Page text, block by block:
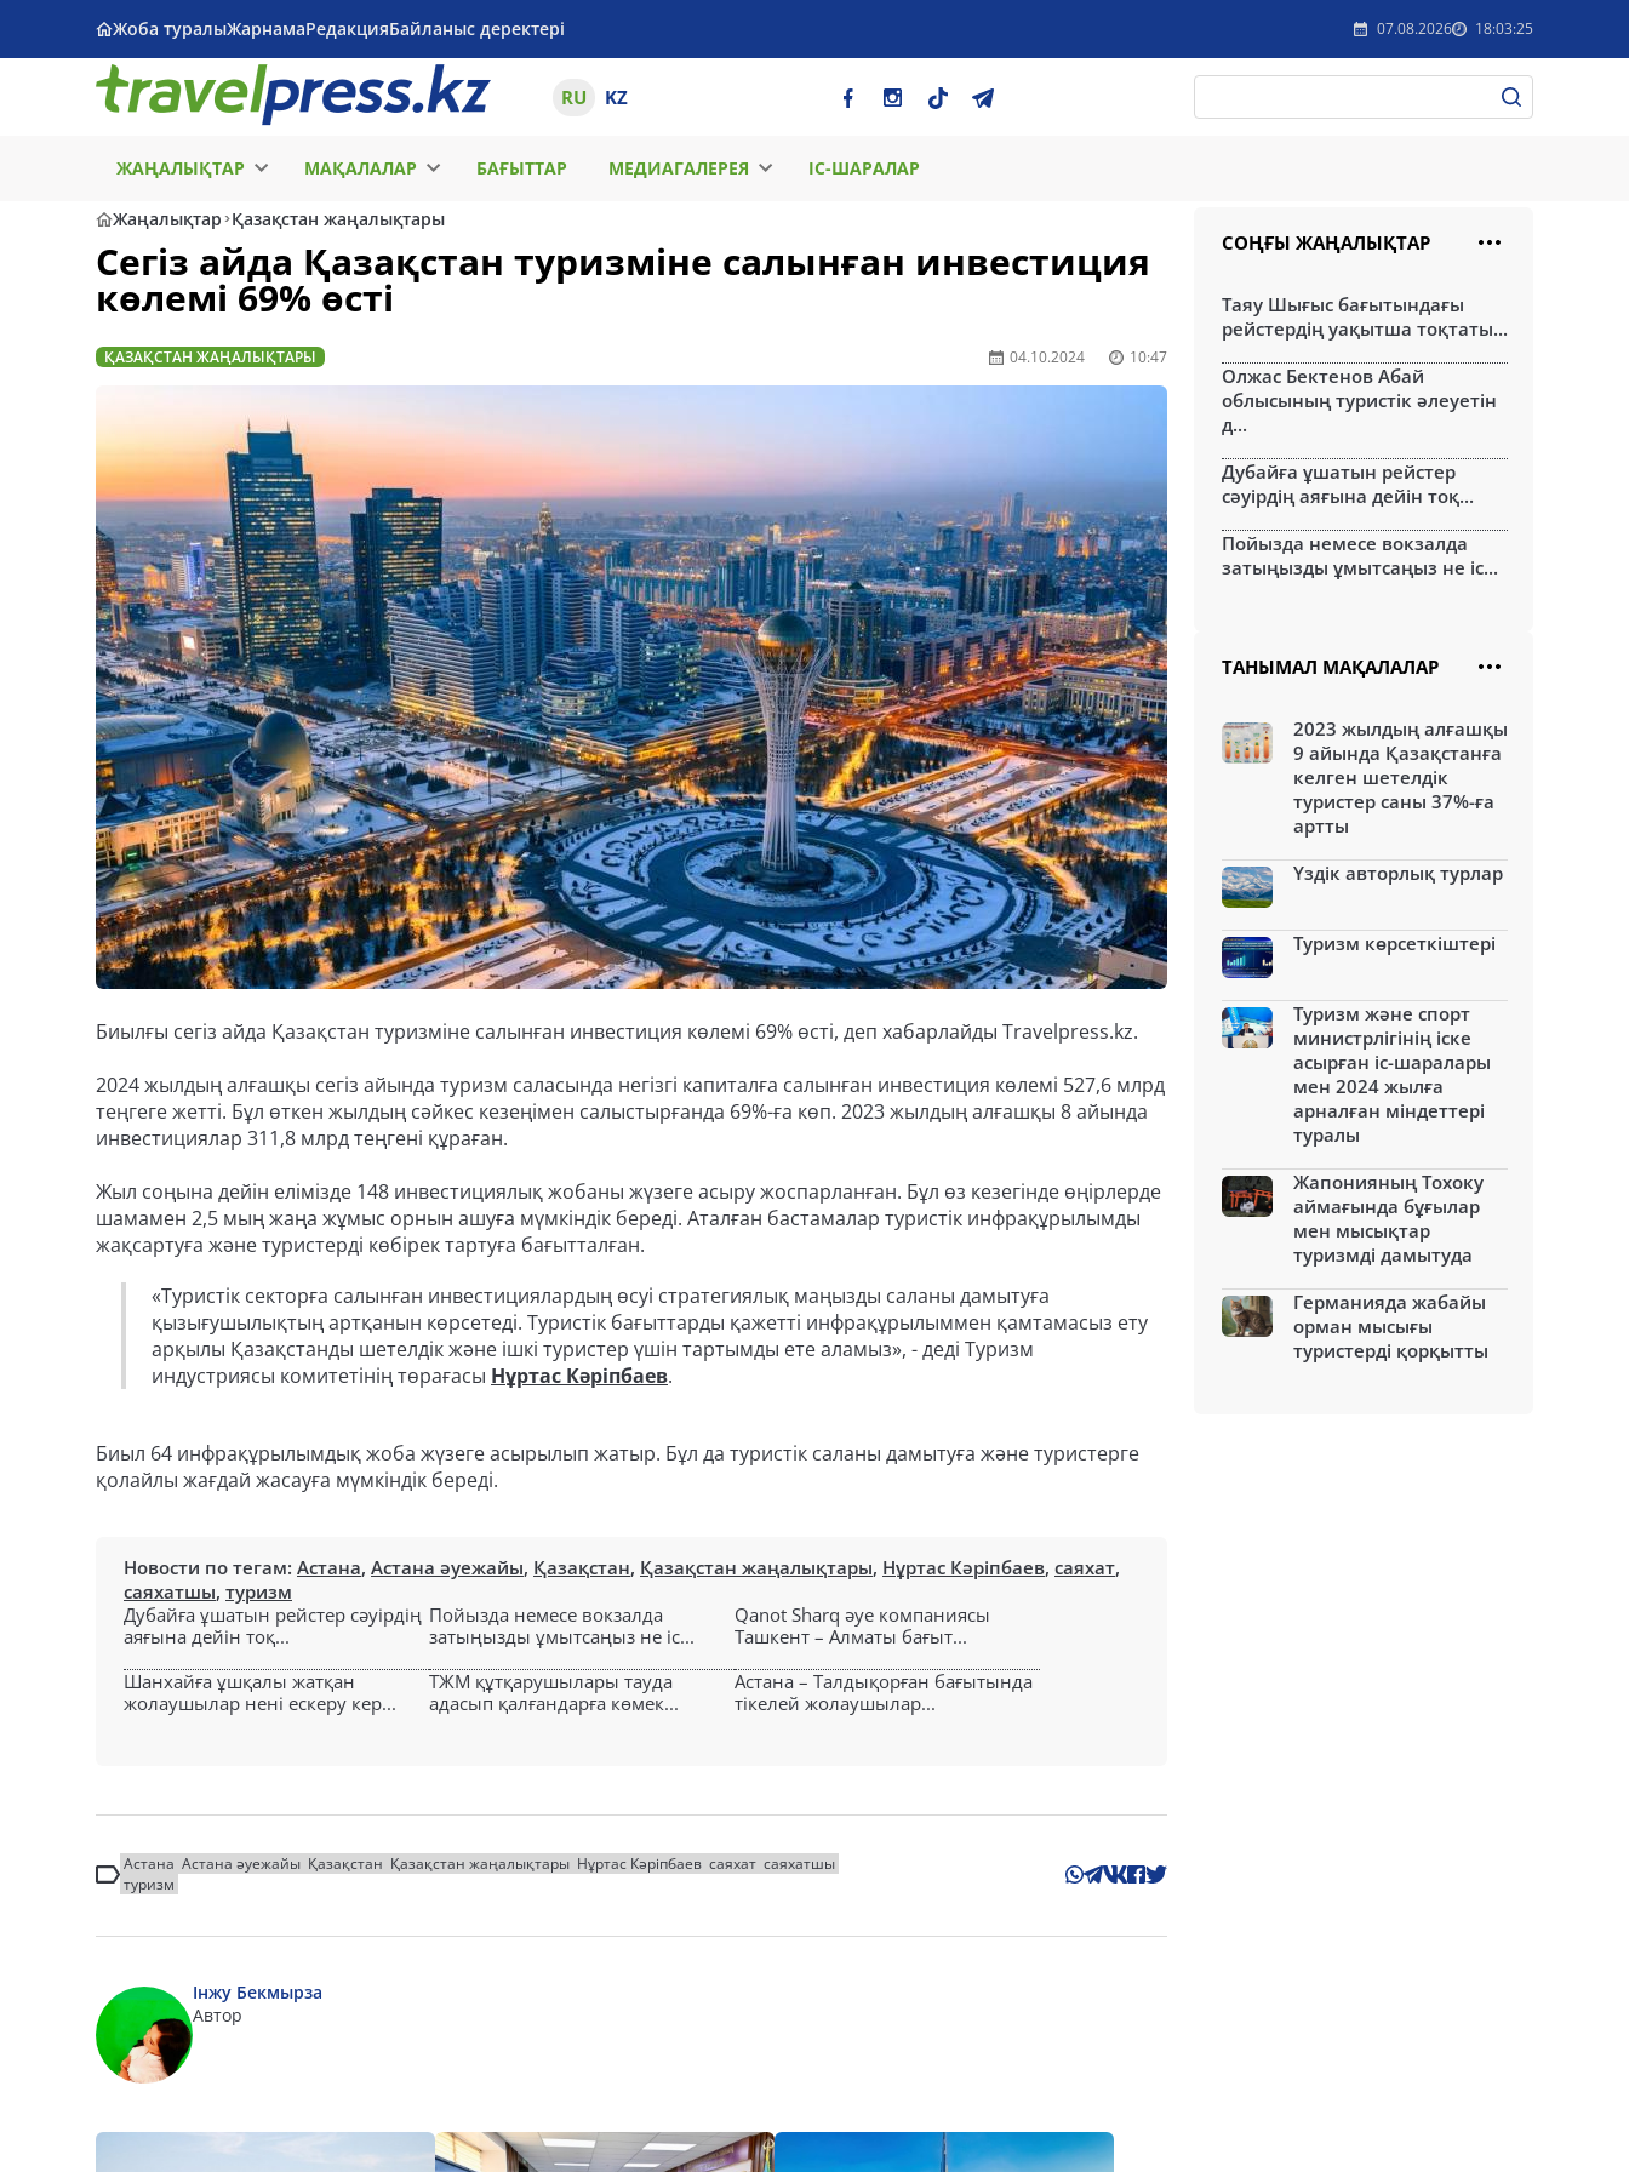
Жоба туралыЖарнамаРедакцияБайланыс деректері 07.08.2026 18:03:25
RU KZ
ЖАҢАЛЫҚТАР МАҚАЛАЛАР БАҒЫТТАР МЕДИАГАЛЕРЕЯ ІС-ШАРАЛАР
Жаңалықтар Қазақстан жаңалықтары
Сегіз айда Қазақстан туризміне салынған инвестиция
көлемі 69% өсті
ҚАЗАҚСТАН ЖАҢАЛЫҚТАРЫ 04.10.2024 10:47
Биылғы сегіз айда Қазақстан туризміне салынған инвестиция көлемі 69% өсті, деп хабарлайды Travelpress.kz.
2024 жылдың алғашқы сегіз айында туризм саласында негізгі капиталға салынған инвестиция көлемі 527,6 млрд
теңгеге жетті. Бұл өткен жылдың сәйкес кезеңімен салыстырғанда 69%-ға көп. 2023 жылдың алғашқы 8 айында
инвестициялар 311,8 млрд теңгені құраған.
Жыл соңына дейін елімізде 148 инвестициялық жобаны жүзеге асыру жоспарланған. Бұл өз кезегінде өңірлерде
шамамен 2,5 мың жаңа жұмыс орнын ашуға мүмкіндік береді. Аталған бастамалар туристік инфрақұрылымды
жақсартуға және туристерді көбірек тартуға бағытталған.
«Туристік секторға салынған инвестициялардың өсуі стратегиялық маңызды саланы дамытуға
қызығушылықтың артқанын көрсетеді. Туристік бағыттарды қажетті инфрақұрылыммен қамтамасыз ету
арқылы Қазақстанды шетелдік және ішкі туристер үшін тартымды ете аламыз», - деді Туризм
индустриясы комитетінің төрағасы Нұртас Кәріпбаев.
Биыл 64 инфрақұрылымдық жоба жүзеге асырылып жатыр. Бұл да туристік саланы дамытуға және туристерге
қолайлы жағдай жасауға мүмкіндік береді.
Новости по тегам: Астана, Астана әуежайы, Қазақстан, Қазақстан жаңалықтары, Нұртас Кәріпбаев, саяхат,
саяхатшы, туризм
Дубайға ұшатын рейстер сәуірдің
аяғына дейін тоқ...
Пойызда немесе вокзалда
затыңызды ұмытсаңыз не іс...
Qanot Sharq әуе компаниясы
Ташкент – Алматы бағыт...
Шанхайға ұшқалы жатқан
жолаушылар нені ескеру кер...
ТЖМ құтқарушылары тауда
адасып қалғандарға көмек...
Астана – Талдықорған бағытында
тікелей жолаушылар...
Астана Астана әуежайы Қазақстан Қазақстан жаңалықтары Нұртас Кәріпбаев саяхат саяхатшы
туризм
Інжу Бекмырза
Автор
СОҢҒЫ ЖАҢАЛЫҚТАР
Таяу Шығыс бағытындағы
рейстердің уақытша тоқтаты...
Олжас Бектенов Абай
облысының туристік әлеуетін
д...
Дубайға ұшатын рейстер
сәуірдің аяғына дейін тоқ...
Пойызда немесе вокзалда
затыңызды ұмытсаңыз не іс...
ТАНЫМАЛ МАҚАЛАЛАР
2023 жылдың алғашқы
9 айында Қазақстанға
келген шетелдік
туристер саны 37%-ға
артты
Үздік авторлық турлар
Туризм көрсеткіштері
Туризм және спорт
министрлігінің іске
асырған іс-шаралары
мен 2024 жылға
арналған міндеттері
туралы
Жапонияның Тохоку
аймағында бұғылар
мен мысықтар
туризмді дамытуда
Германияда жабайы
орман мысығы
туристерді қорқытты